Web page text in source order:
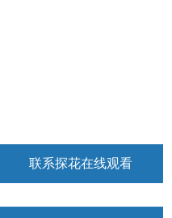
联系探花在线观看